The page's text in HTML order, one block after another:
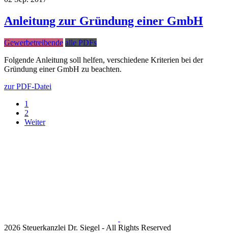
Anleitung zur Gründung einer GmbH
Gewerbetreibende alle PDFs
Folgende Anleitung soll helfen, verschiedene Kriterien bei der
Gründung einer GmbH zu beachten.
zur PDF-Datei
1
2
Weiter
2026 Steuerkanzlei Dr. Siegel - All Rights Reserved